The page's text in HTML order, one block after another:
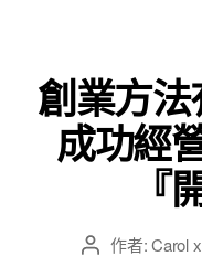
創業方
成功經
『
文 作者:Carol